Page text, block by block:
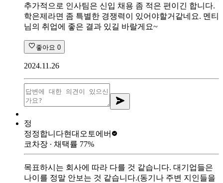
추가적으로 인사팀은 신입 채용 좀 적은 편이긴 합니다.
학은제라면 좀 특별한 경쟁력이 있어야할거같네요. 멘티
님의 취업에 좋은 결과 있길 바랄게요~
좋아요 0
2024.11.26
정
정정합니다현대오토에버
코차장 ∙ 채택률 77%
목표하시는 회사에 따라 다를 것 같습니다. 대기업들은
나이를 정말 안보는 것 같습니다.(동기나 주변 지인들을